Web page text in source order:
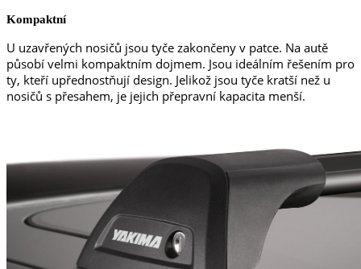
Kompaktní
U uzavřených nosičů jsou tyče zakončeny v patce. Na autě
působí velmi kompaktním dojmem. Jsou ideálním řešením pro
ty, kteří upřednostňují design. Jelikož jsou tyče kratší než u
nosičů s přesahem, je jejich přepravní kapacita menší.